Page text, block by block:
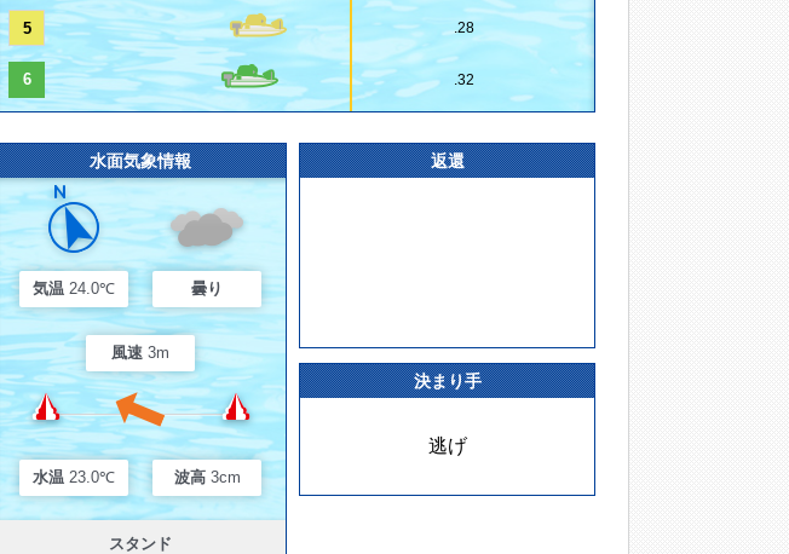
5 .28
6 .32
水面気象情報
気温 24.0℃ 曇り
風速 3m
水温 23.0℃ 波高 3cm
スタンド
返還
決まり手
逃げ